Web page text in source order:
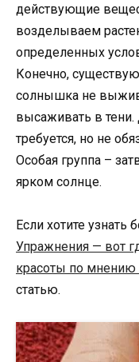
действующие
возделываем
определенных
Конечно,
солнышка не
высаживать в
требуется, но не
Особая группа –
ярком солнце.
Если хотите узнать
Упражнения — вот
красоты по
статью.